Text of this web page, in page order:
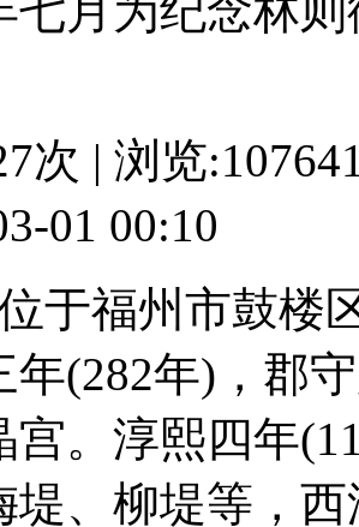
七月为纪念林
次 | 浏览
01 00:10
于福州市鼓楼
年(282年)，郡
宫。淳熙四年
堤、柳堤等，